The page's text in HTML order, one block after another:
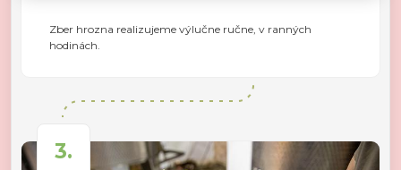
Zber hrozna realizujeme výlučne ručne, v ranných
hodinách.
3.